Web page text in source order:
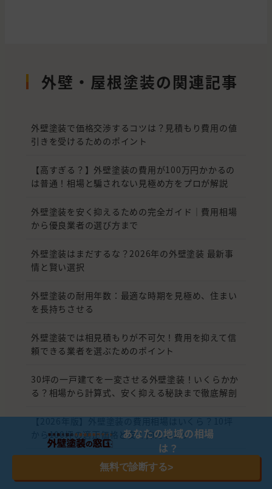
外壁・屋根塗装の関連記事
外壁塗装で価格交渉するコツは？見積もり費用の値
引きを受けるためのポイント
【高すぎる？】外壁塗装の費用が100万円かかるの
は普通！相場と騙されない見極め方をプロが解説
外壁塗装を安く抑えるための完全ガイド｜費用相場
から優良業者の選び方まで
外壁塗装はまだするな？2026年の外壁塗装 最新事
情と賢い選択
外壁塗装の耐用年数：最適な時期を見極め、住まい
を長持ちさせる
外壁塗装では相見積もりが不可欠！費用を抑えて信
頼できる業者を選ぶためのポイント
30坪の一戸建てを一変させる外壁塗装！いくらかか
る？相場から計算式、安く抑える秘訣まで徹底解剖
から100坪の適正価格と安く抑えるコツ
外壁塗装の見積もりは何社取れば良い？見積書のチ
あなたの地域の相場
は？
無料で診断する>